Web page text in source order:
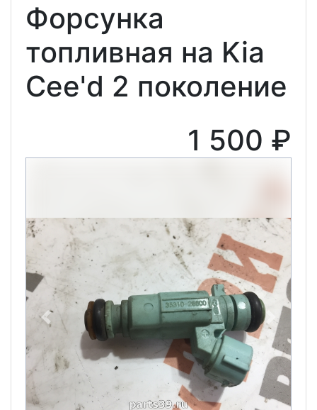
Форсунка
топливная на Kia
Cee'd 2 поколение
1 500 ₽
Previous Next